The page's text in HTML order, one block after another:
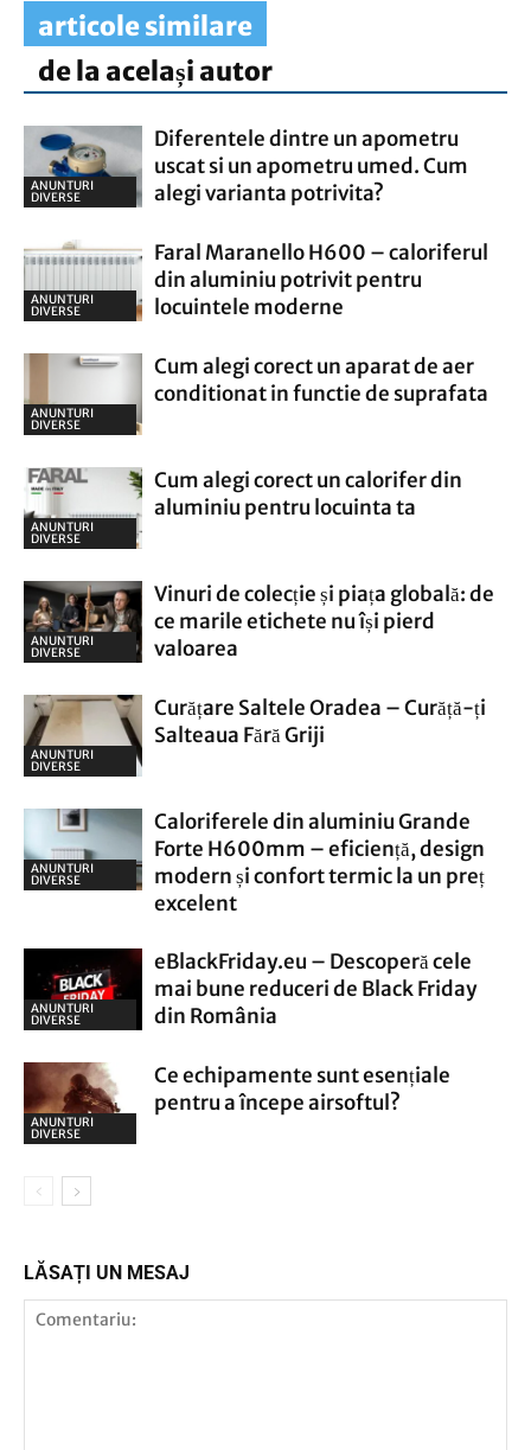
articole similare
de la același autor
ANUNTURI
DIVERSE
Diferentele dintre un apometru
uscat si un apometru umed. Cum
alegi varianta potrivita?
ANUNTURI
DIVERSE
Faral Maranello H600 – caloriferul
din aluminiu potrivit pentru
locuintele moderne
ANUNTURI
DIVERSE
Cum alegi corect un aparat de aer
conditionat in functie de suprafata
ANUNTURI
DIVERSE
Cum alegi corect un calorifer din
aluminiu pentru locuinta ta
ANUNTURI
DIVERSE
Vinuri de colecție și piața globală: de
ce marile etichete nu își pierd
valoarea
ANUNTURI
DIVERSE
Curățare Saltele Oradea – Curăță-ți
Salteaua Fără Griji
ANUNTURI
DIVERSE
Caloriferele din aluminiu Grande
Forte H600mm – eficiență, design
modern și confort termic la un preț
excelent
ANUNTURI
DIVERSE
eBlackFriday.eu – Descoperă cele
mai bune reduceri de Black Friday
din România
ANUNTURI
DIVERSE
Ce echipamente sunt esențiale
pentru a începe airsoftul?
LĂSAȚI UN MESAJ